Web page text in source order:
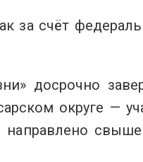
за счёт
досрочно
округе —